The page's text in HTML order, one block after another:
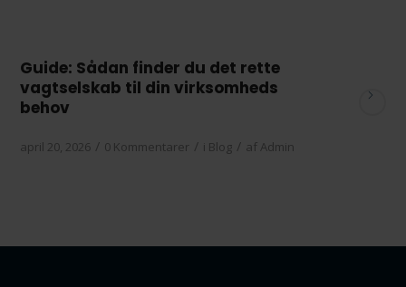
Guide: Sådan finder du det rette
vagtselskab til din virksomheds
behov
april 20, 2026 / 0 Kommentarer / i Blog / af Admin